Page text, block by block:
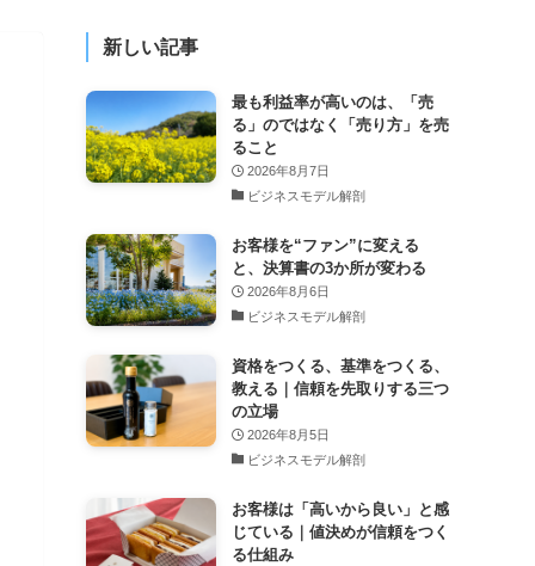
新しい記事
最も利益率が高いのは、「売
る」のではなく「売り方」を売
ること
2026年8月7日
ビジネスモデル解剖
お客様を“ファン”に変える
と、決算書の3か所が変わる
2026年8月6日
ビジネスモデル解剖
資格をつくる、基準をつくる、
教える｜信頼を先取りする三つ
の立場
2026年8月5日
ビジネスモデル解剖
お客様は「高いから良い」と感
じている｜値決めが信頼をつく
る仕組み